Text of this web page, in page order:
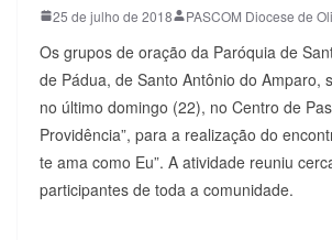
25 de julho de 2018 PASCOM Diocese de
Os grupos de oração da Paróquia de
de Pádua, de Santo Antônio do Amparo,
no último domingo (22), no Centro de
Providência”, para a realização do
te ama como Eu”. A atividade reuniu
participantes de toda a comunidade.